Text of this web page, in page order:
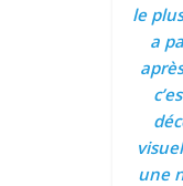
le
a
une